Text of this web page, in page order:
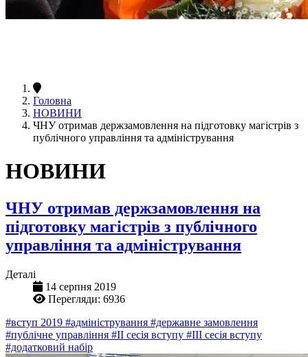
Головна
НОВИНИ
ЧНУ отримав держзамовлення на підготовку магістрів з
публічного управління та адміністрування
НОВИНИ
ЧНУ отримав держзамовлення на
підготовку магістрів з публічного
управління та адміністрування
Деталі
14 серпня 2019
Перегляди: 6936
#вступ 2019 #адміністрування #державне замовлення
#публічне управління #ІІ сесія вступу #ІІІ сесія вступу
#додатковий набір